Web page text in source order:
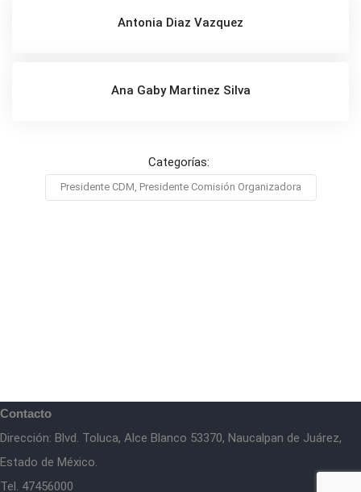
Antonia Diaz Vazquez
Ana Gaby Martinez Silva
Categorías:
Presidente CDM, Presidente Comisión Organizadora
Contacto
Dirección: Blvd. Toluca, Alce Blanco 53370, Naucalpan de Juárez,
Estado de México.
Tel. 47456000